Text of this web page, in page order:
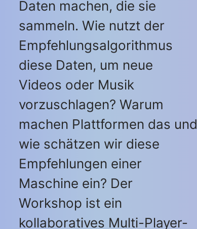
Daten machen, die sie
sammeln. Wie nutzt der
Empfehlungsalgorithmus
diese Daten, um neue
Videos oder Musik
vorzuschlagen? Warum
machen Plattformen das und
wie schätzen wir diese
Empfehlungen einer
Maschine ein? Der
Workshop ist ein
kollaboratives Multi-Player-